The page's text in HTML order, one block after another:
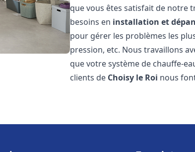
que vous êtes satisfait de notre
besoins en installation et
pour gérer les problèmes les
pression, etc. Nous travaillons
que votre système de chauffe-
clients de Choisy le Roi nous